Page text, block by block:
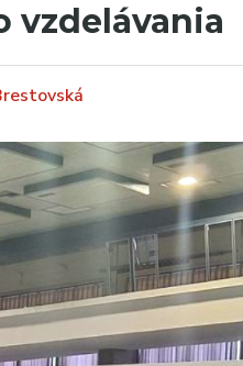
vzdelávania